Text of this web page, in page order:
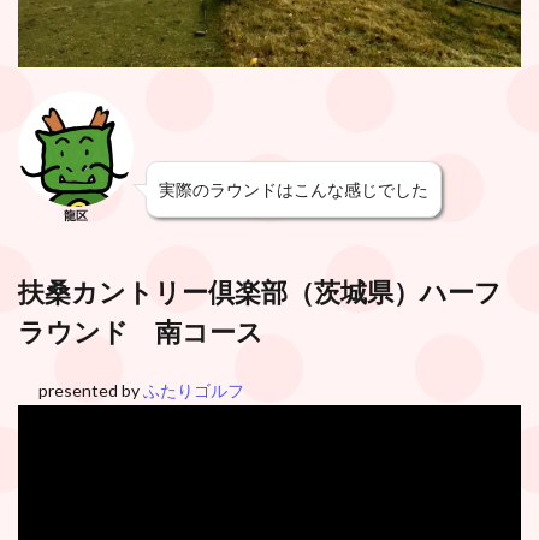
龍区
実際のラウンドはこんな感じでした
扶桑カントリー倶楽部 （茨城県）ハーフ
ラウンド 南コース
presented byふたりゴルフ